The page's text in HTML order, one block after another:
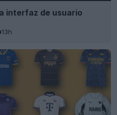
interfaz de usuario
13h